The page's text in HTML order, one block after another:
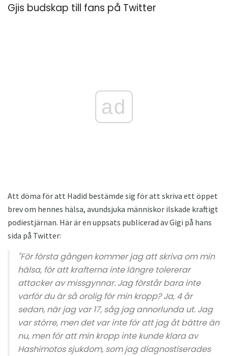
Gjis budskap till fans på Twitter
ad
Att döma för att Hadid bestämde sig för att skriva ett öppet
brev om hennes hälsa, avundsjuka människor ilskade kraftigt
podiestjärnan. Här är en uppsats publicerad av Gigi på hans
sida på Twitter:
"För första gången kommer jag att skriva om min
hälsa, för att krafterna inte längre tolererar
attacker av missgynnar. Jag förstår bara inte
varför du är så orolig för min kropp? Ja, 4 år
sedan, när jag var 17, såg jag annorlunda ut. Jag
var större, men det var inte för att jag åt bättre än
nu, men för att min kropp inte kunde klara av
Hashimotos sjukdom, som jag diagnostiserades